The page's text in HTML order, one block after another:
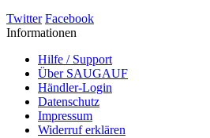
Twitter Facebook
Informationen
Hilfe / Support
Über SAUGAUF
Händler-Login
Datenschutz
Impressum
Widerruf erklären